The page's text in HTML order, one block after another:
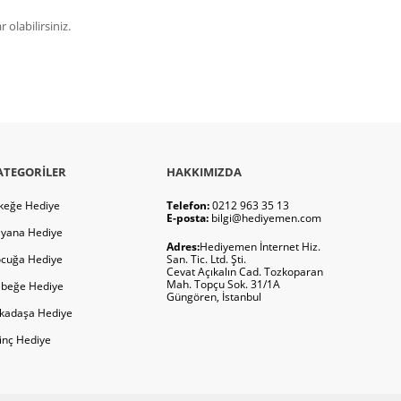
olabilirsiniz.
Hediye
Hediye
Hediye
Hediye
Hediye
Hediye
HAKKIMIZDA
Telefon:0212 963 35 13
E-posta: bilgi@hediyemen.com
Adres:Hediyemen İnternet Hiz.
San. Tic. Ltd. Şti.
Cevat Açıkalın Cad. Tozkoparan
Mah. Topçu Sok. 31/1A
Güngören, İstanbul